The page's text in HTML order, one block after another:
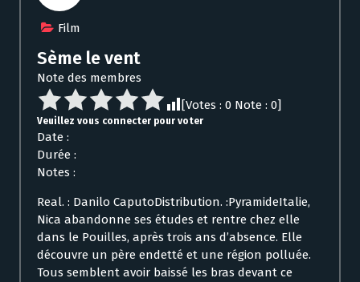
Film
Sème le vent
Note des membres
[Votes : 0 Note : 0]
Veuillez vous connecter pour voter
Date :
Durée :
Notes :
Real. : Danilo CaputoDistribution. :PyramideItalie,
Nica abandonne ses études et rentre chez elle
dans le Pouilles, après trois ans d’absence. Elle
découvre un père endetté et une région polluée.
Tous semblent avoir baissé les bras devant ce